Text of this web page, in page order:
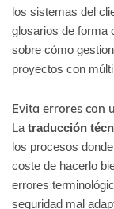
los sistemas del
glosarios de forma
sobre cómo
proyectos con
Evita errores con
La traducción
los procesos
coste de hacerlo
errores
seguridad mal